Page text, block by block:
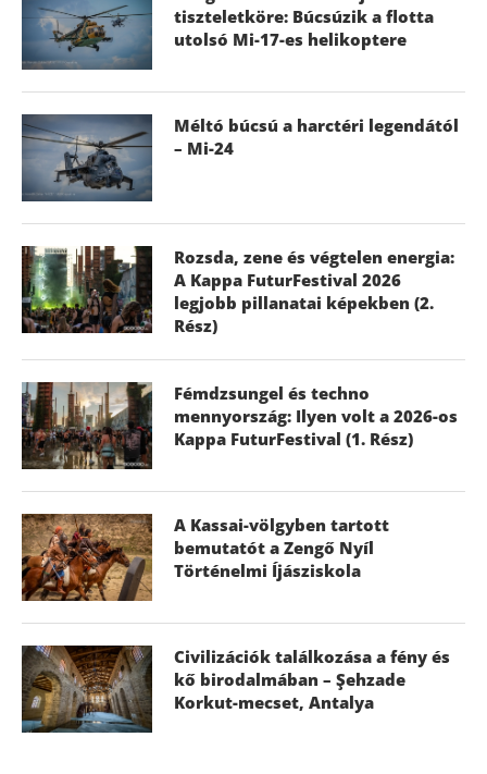
tiszteletköre: Búcsúzik a flotta
utolsó Mi-17-es helikoptere
Méltó búcsú a harctéri legendától
– Mi-24
Rozsda, zene és végtelen energia:
A Kappa FuturFestival 2026
legjobb pillanatai képekben (2.
Rész)
Fémdzsungel és techno
mennyország: Ilyen volt a 2026-os
Kappa FuturFestival (1. Rész)
A Kassai-völgyben tartott
bemutatót a Zengő Nyíl
Történelmi Íjásziskola
Civilizációk találkozása a fény és
kő birodalmában – Şehzade
Korkut-mecset, Antalya